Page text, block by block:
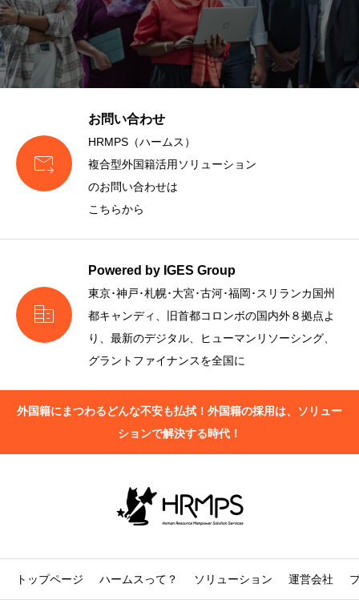

お問い合わせ
HRMPS（ハームス）
複合型外国籍活用ソリューション
のお問い合わせは
こちらから

Powered by IGES Group
東京･神戸･札幌･大宮･古河･福岡･スリランカ国州
都キャンディ、旧首都コロンボの国内外８拠点よ
り、最新のデジタル、ヒューマンリソーシング、
グラントファイナンスを全国に
外国籍にまつわるどんな不安も払拭！外国籍の採用は、ソリュー
ションで解決する時代！
トップページ ハームスって？ ソリューション 運営会社